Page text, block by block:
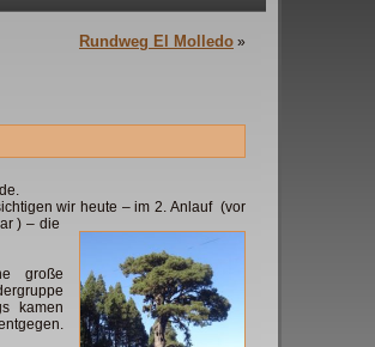
Rundweg El Molledo »
wir heute – im 2. Anlauf (vor
) – die
große
kamen